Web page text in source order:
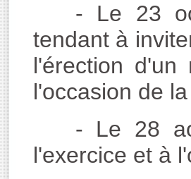
- Le 23
tendant à
l'érection d'un
l'occasion de
- Le 28
l'exercice et à